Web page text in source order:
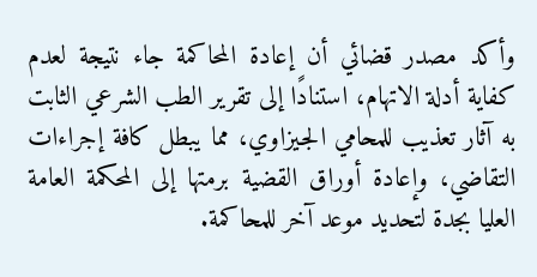
وأكد مصدر قضائي أن إعادة المحاكمة جاء نتيجة لعدم
كفاية أدلة الاتهام، استنادًا إلى تقرير الطب الشرعي الثابت
به آثار تعذيب للمحامي الجيزاوي، مما يبطل كافة إجراءات
التقاضي، وإعادة أوراق القضية برمتها إلى المحكمة العامة
العليا بجدة لتحديد موعد آخر للمحاكمة.